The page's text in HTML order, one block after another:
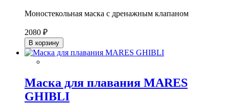
Моностекольная маска с дренажным клапаном
2080 ₽
В корзину
Маска для плавания MARES
GHIBLI